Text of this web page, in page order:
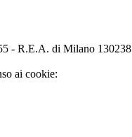
- R.E.A. di Milano
ai cookie: